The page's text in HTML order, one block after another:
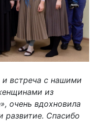
встреча с нашими
из
очень вдохновила
развитие. Спасибо